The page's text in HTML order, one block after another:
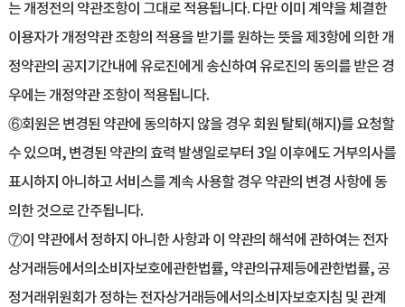
는 개정전의 약관조항이 그대로 적용됩니다. 다만 이미 계약을 체결한
이용자가 개정약관 조항의 적용을 받기를 원하는 뜻을 제3항에 의한 개
정약관의 공지기간내에 유로진에게 송신하여 유로진의 동의를 받은 경
우에는 개정약관 조항이 적용됩니다.
⑥회원은 변경된 약관에 동의하지 않을 경우 회원 탈퇴(해지)를 요청할
수 있으며, 변경된 약관의 효력 발생일로부터 3일 이후에도 거부의사를
표시하지 아니하고 서비스를 계속 사용할 경우 약관의 변경 사항에 동
의한 것으로 간주됩니다.
⑦이 약관에서 정하지 아니한 사항과 이 약관의 해석에 관하여는 전자
상거래등에서의소비자보호에관한법률, 약관의규제등에관한법률, 공
정거래위원회가 정하는 전자상거래등에서의소비자보호지침 및 관계